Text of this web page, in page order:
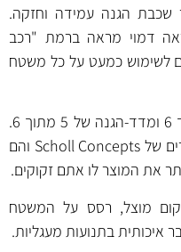
שכבת הגנה עמידה וחזקה.
דמוי מראה ברמת "רכב
לשימוש כמעט על כל משטח
ה- SW30 בעל מדד-ברק של 5 מתוך 6 ומדד-הגנה של 5 מתוך 6.
המדדים הללו מתייחסים לליין המוצרים של Scholl Concepts והם
את המוצר לו אתם זקוקים.
מוצל, רסס על המשטח
איכותית בתנועות מעגליות.